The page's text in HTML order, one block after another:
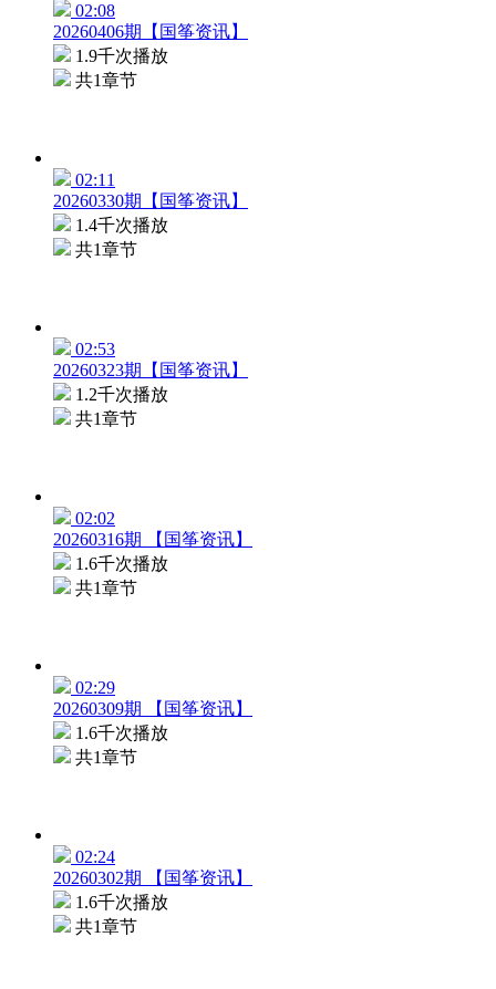
02:08
20260406期【国筝资讯】
1.9千次播放
共1章节
02:11
20260330期【国筝资讯】
1.4千次播放
共1章节
02:53
20260323期【国筝资讯】
1.2千次播放
共1章节
02:02
20260316期 【国筝资讯】
1.6千次播放
共1章节
02:29
20260309期 【国筝资讯】
1.6千次播放
共1章节
02:24
20260302期 【国筝资讯】
1.6千次播放
共1章节